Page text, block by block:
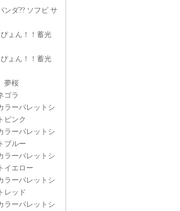
ンダ?? ソフビ サ
ぴょん！！蓄光
ぴょん！！蓄光
夢桜
ゴラ
ーパレットシ
ピンク
ーパレットシ
ブルー
ーパレットシ
イエロー
ーパレットシ
レッド
ーパレットシ